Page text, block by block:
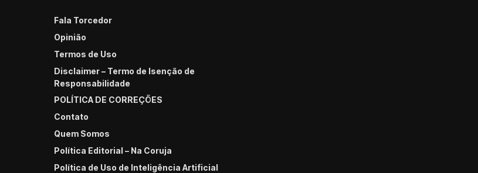
Fala Torcedor
Opinião
Termos de Uso
Disclaimer – Termo de Isenção de
Responsabilidade
POLÍTICA DE CORREÇÕES
Contato
Quem Somos
Política Editorial – Na Coruja
Política de Uso de Inteligência Artificial